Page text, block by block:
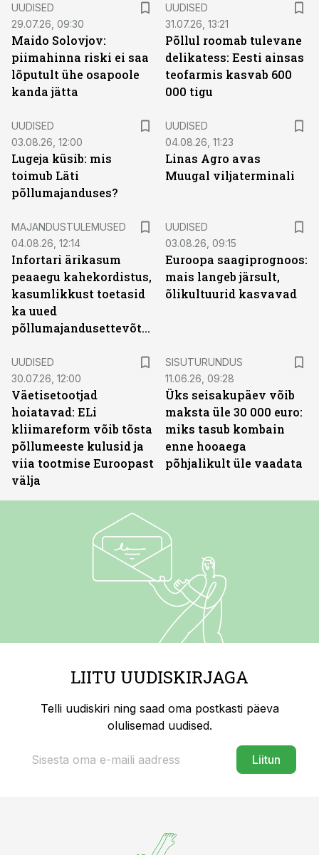
UUDISED
29.07.26, 09:30
Maido Solovjov:
piimahinna riski ei saa
lõputult ühe osapoole
kanda jätta
UUDISED
31.07.26, 13:21
Põllul roomab tulevane
delikatess: Eesti ainsas
teofarmis kasvab 600
000 tigu
UUDISED
03.08.26, 12:00
Lugeja küsib: mis
toimub Läti
põllumajanduses?
UUDISED
04.08.26, 11:23
Linas Agro avas
Muugal viljaterminali
MAJANDUSTULEMUSED
04.08.26, 12:14
Infortari ärikasum
peaaegu kahekordistus,
kasumlikkust toetasid
ka uued
põllumajandusettevõtted
UUDISED
03.08.26, 09:15
Euroopa saagiprognoos:
mais langeb järsult,
õlikultuurid kasvavad
UUDISED
30.07.26, 12:00
Väetisetootjad
hoiatavad: ELi
kliimareform võib tõsta
põllumeeste kulusid ja
viia tootmise Euroopast
välja
SISUTURUNDUS
11.06.26, 09:28
Üks seisakupäev võib
maksta üle 30 000 euro:
miks tasub kombain
enne hooaega
põhjalikult üle vaadata
LIITU UUDISKIRJAGA
Telli uudiskiri ning saad oma postkasti päeva
olulisemad uudised.
Liitun